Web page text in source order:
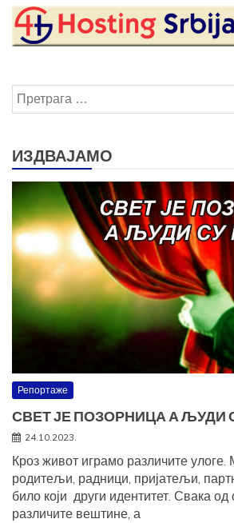
Претрага
за:
ИЗДВАЈАМО
Репортаже
СВЕТ ЈЕ ПОЗОРНИЦА А ЉУДИ
24.10.2023.
Кроз живот играмо различите
родитељи, радници, пријатељи,
било који други идентитет. Свака од
различите вештине, а